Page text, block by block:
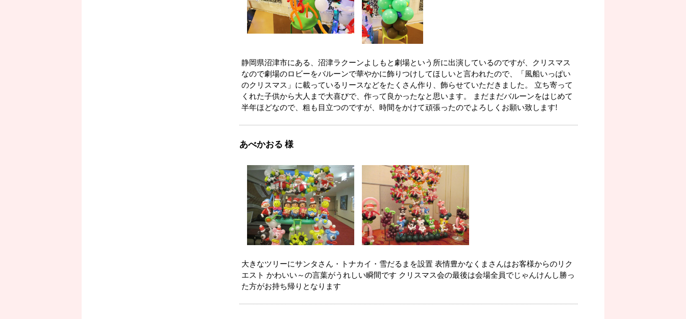
静岡県沼津市にある、沼津ラクーンよしもと劇場という所に出演しているのですが、クリスマス
なので劇場のロビーをバルーンで華やかに飾りつけしてほしいと言われたので、「風船いっぱい
のクリスマス」に載っているリースなどをたくさん作り、飾らせていただきました。 立ち寄って
くれた子供から大人まで大喜びで、作って良かったなと思います。 まだまだバルーンをはじめて
半年ほどなので、粗も目立つのですが、時間をかけて頑張ったのでよろしくお願い致します!
あべかおる 様
大きなツリーにサンタさん・トナカイ・雪だるまを設置 表情豊かなくまさんはお客様からのリク
エスト かわいい～の言葉がうれしい瞬間です クリスマス会の最後は会場全員でじゃんけんし勝っ
た方がお持ち帰りとなります